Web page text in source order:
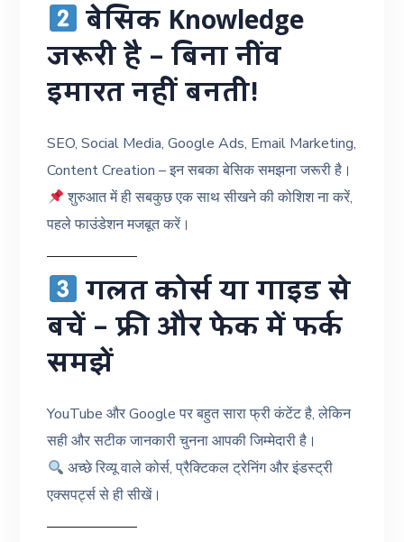
बेसिक Knowledge
जरूरी है – बिना नींव
इमारत नहीं बनती!
SEO, Social Media, Google Ads, Email Marketing,
Content Creation – इन सबका बेसिक समझना जरूरी है।
शुरुआत में ही सबकुछ एक साथ सीखने की कोशिश ना करें,
पहले फाउंडेशन मजबूत करें।
गलत कोर्स या गाइड से
बचें – फ्री और फेक में फर्क
समझें
YouTube और Google पर बहुत सारा फ्री कंटेंट है, लेकिन
सही और सटीक जानकारी चुनना आपकी जिम्मेदारी है।
अच्छे रिव्यू वाले कोर्स, प्रैक्टिकल ट्रेनिंग और इंडस्ट्री
एक्सपर्ट्स से ही सीखें।